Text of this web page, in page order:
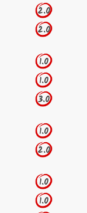
2.0
2.0
1.0
1.0
3.0
1.0
2.0
1.0
1.0